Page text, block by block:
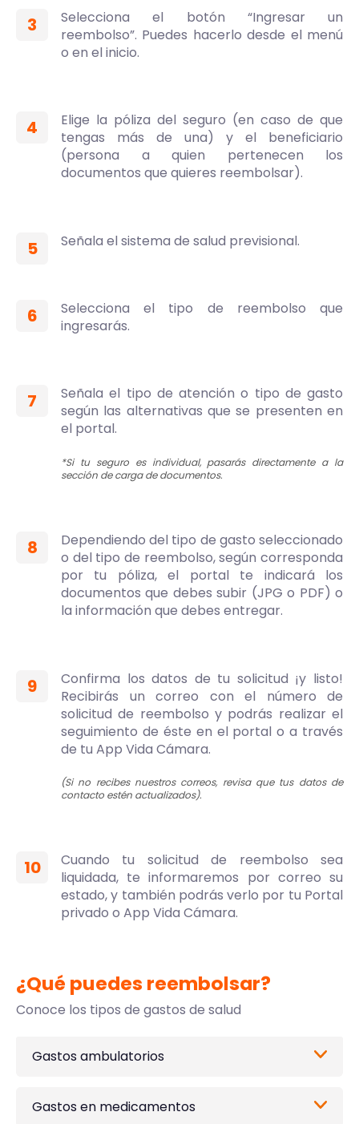
3
Selecciona el botón “Ingresar un
reembolso”. Puedes hacerlo desde el menú
o en el inicio.
4
Elige la póliza del seguro (en caso de que
tengas más de una) y el beneficiario
(persona a quien pertenecen los
documentos que quieres reembolsar).
5 Señala el sistema de salud previsional.
6
Selecciona el tipo de reembolso que
ingresarás.
7
Señala el tipo de atención o tipo de gasto
según las alternativas que se presenten en
el portal.
*Si tu seguro es individual, pasarás directamente a la
sección de carga de documentos.
8
Dependiendo del tipo de gasto seleccionado
o del tipo de reembolso, según corresponda
por tu póliza, el portal te indicará los
documentos que debes subir (JPG o PDF) o
la información que debes entregar.
9
Confirma los datos de tu solicitud ¡y listo!
Recibirás un correo con el número de
solicitud de reembolso y podrás realizar el
seguimiento de éste en el portal o a través
de tu App Vida Cámara.
(Si no recibes nuestros correos, revisa que tus datos de
contacto estén actualizados).
10
Cuando tu solicitud de reembolso sea
liquidada, te informaremos por correo su
estado, y también podrás verlo por tu Portal
privado o App Vida Cámara.
¿Qué puedes reembolsar?
Conoce los tipos de gastos de salud
Gastos ambulatorios
Gastos en medicamentos